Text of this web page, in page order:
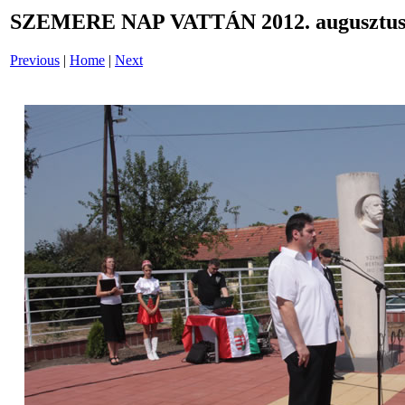
SZEMERE NAP VATTÁN 2012.
Previous | Home | Next